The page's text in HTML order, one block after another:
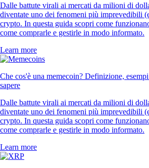
Dalle battute virali ai mercati da milioni di
diventate uno dei fenomeni più imprevedibili
crypto. In questa guida scopri come
come comprarle e gestirle in modo informato.
Learn more
Che cos'è una memecoin? Definizione,
sapere
Dalle battute virali ai mercati da milioni di
diventate uno dei fenomeni più imprevedibili
crypto. In questa guida scopri come
come comprarle e gestirle in modo informato.
Learn more